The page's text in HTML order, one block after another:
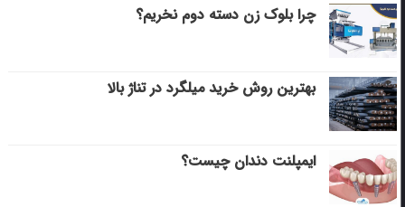
چرا بلوک زن دسته دوم نخریم؟
بهترین روش خرید میلگرد در تناژ بالا
ایمپلنت دندان چیست؟